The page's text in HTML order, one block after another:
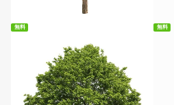
無料 無料